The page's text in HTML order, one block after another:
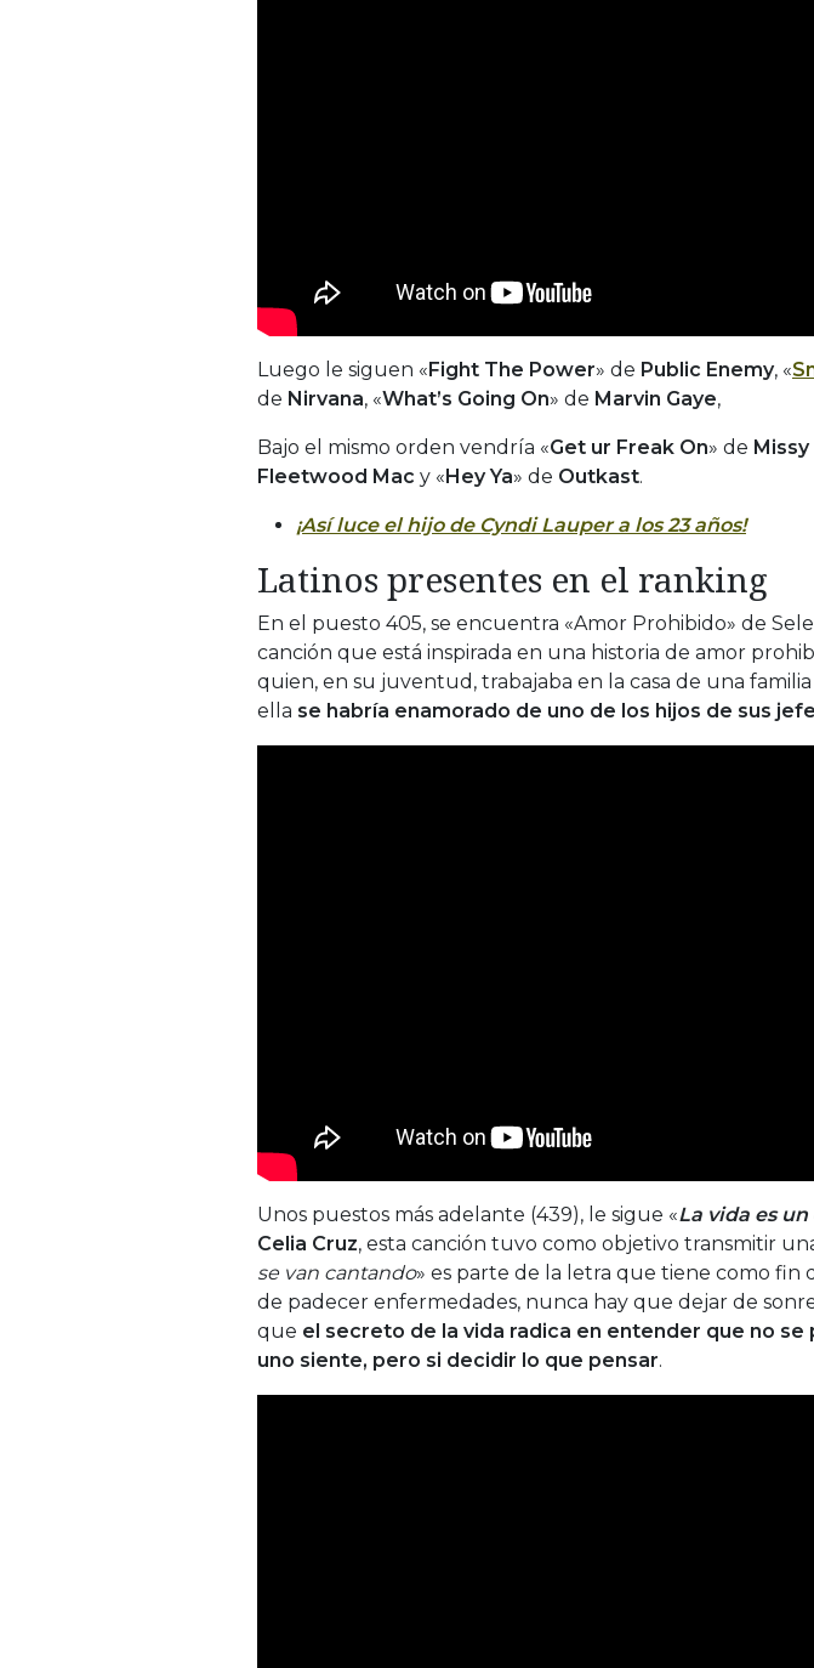
Luego le siguen « Fight The Power» de Public Enemy, «
de Nirvana, «What’s Going On» de Marvin Gaye,
Bajo el mismo orden vendría «Get ur Freak On» de
Fleetwood Mac y « Hey Ya» de Outkast.
¡Así luce el hijo de Cyndi Lauper a los 23 años!
Latinos presentes en el ranking
En el puesto 405, se encuentra «Amor Prohibido» de
canción que está inspirada en una historia de amor
quien, en su juventud, trabajaba en la casa de una
ella se habría enamorado de uno de los hijos de sus
Unos puestos más adelante (439), le sigue «La vida es
Celia Cruz, esta canción tuvo como objetivo transmitir
se van cantando» es parte de la letra que tiene como fin
de padecer enfermedades, nunca hay que dejar de
que el secreto de la vida radica en entender que no se
uno siente, pero si decidir lo que pensar.